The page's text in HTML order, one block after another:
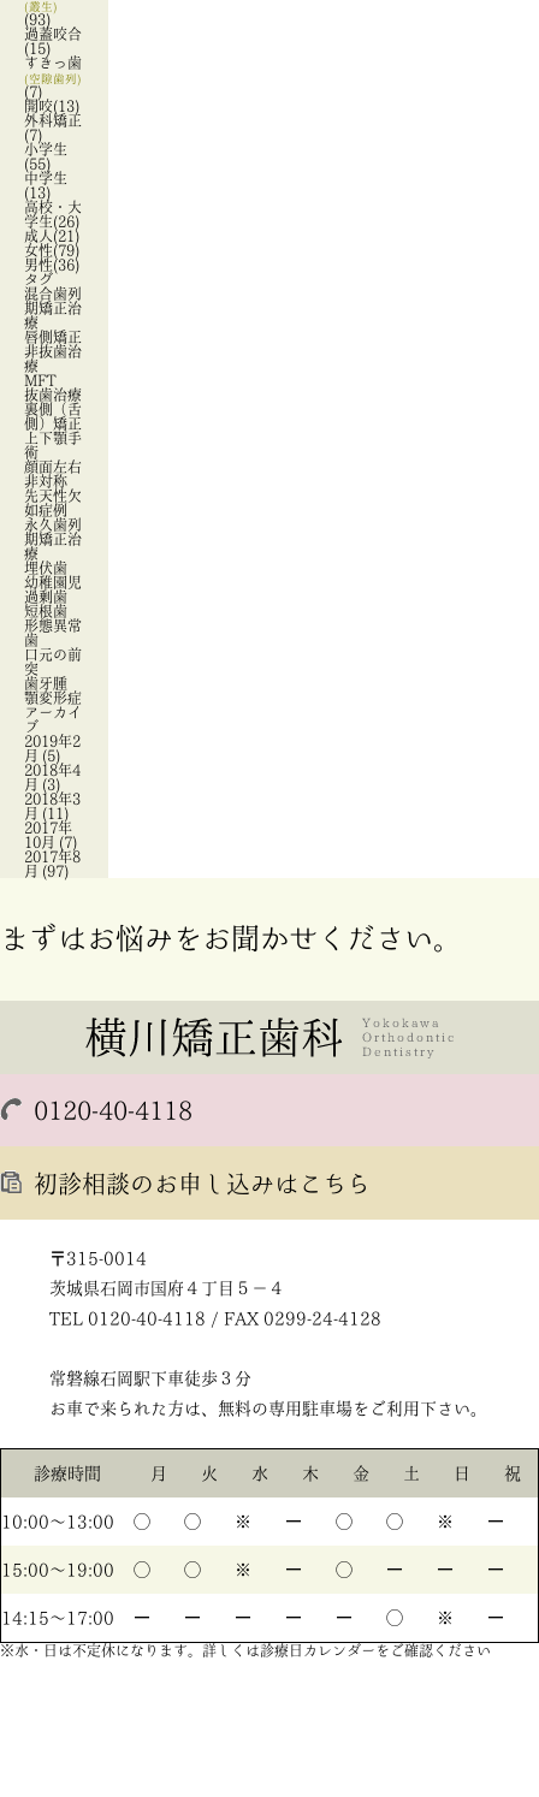
(叢生)
(93)
過蓋咬合
(15)
すきっ歯
(空隙歯列)
(7)
開咬(13)
外科矯正
(7)
小学生
(55)
中学生
(13)
高校・大
学生(26)
成人 (21)
女性(79)
男性(36)
タグ
混合歯列
期矯正治
療
唇側矯正
非抜歯治
療
MFT
抜歯治療
裏側（舌
側）矯正
上下顎手
術
顔面左右
非対称
先天性欠
如症例
永久歯列
期矯正治
療
埋伏歯
幼稚園児
過剰歯
短根歯
形態異常
歯
口元の前
突
歯牙腫
顎変形症
アーカイ
ブ
2019年2
月 (5)
2018年4
月 (3)
2018年3
月 (11)
2017年
10月 (7)
2017年8
月 (97)
まずはお悩みをお聞かせください。
0120-40-4118
初診相談のお申し込みはこちら
〒315-0014
茨城県石岡市国府４丁目５－４
TEL 0120-40-4118 / FAX 0299-24-4128
常磐線石岡駅下車徒歩３分
お車で来られた方は、無料の専用駐車場をご利用下さい。
診療時間 月 火 水 木 金 土 日 祝
10:00〜13:00 ◯ ◯ ※ ー ◯ ◯ ※ ー
15:00〜19:00 ◯ ◯ ※ ー ◯ ー ー ー
14:15〜17:00 ー ー ー ー ー ◯ ※ ー
※水・日は不定休になります。詳しくは診療日カレンダーをご確認ください